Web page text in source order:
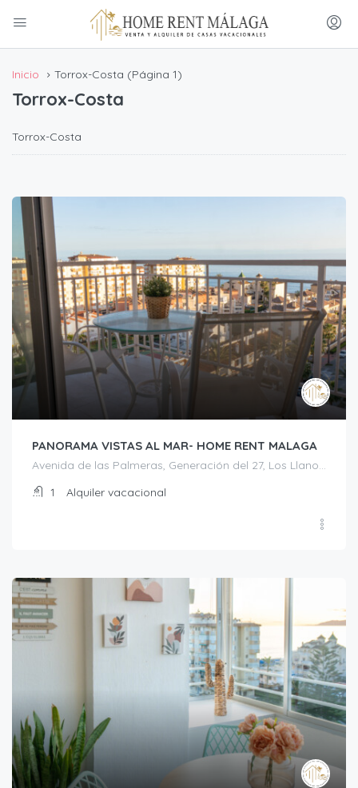
Inicio Torrox-Costa (Página 1)
Torrox-Costa
Torrox-Costa
PANORAMA VISTAS AL MAR- HOME RENT MALAGA
Avenida de las Palmeras, Generación del 27, Los Llanos, Torrox, La Axarquía, Málaga, Andalucía, 29793, España
1
Alquiler vacacional